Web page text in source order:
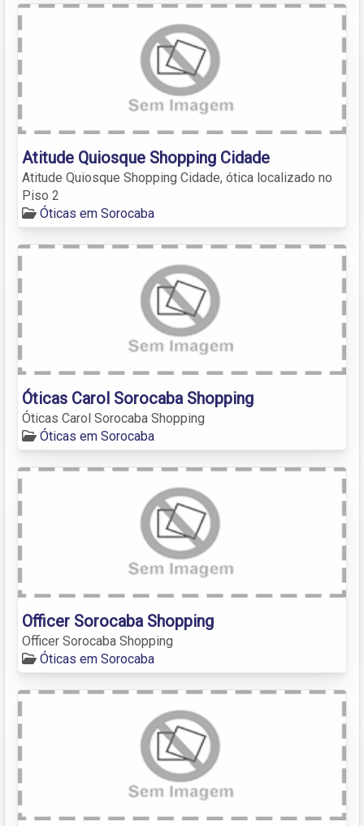
Atitude Quiosque Shopping Cidade
Atitude Quiosque Shopping Cidade, ótica localizado no
Piso 2
Óticas em Sorocaba
Óticas Carol Sorocaba Shopping
Óticas Carol Sorocaba Shopping
Óticas em Sorocaba
Officer Sorocaba Shopping
Officer Sorocaba Shopping
Óticas em Sorocaba